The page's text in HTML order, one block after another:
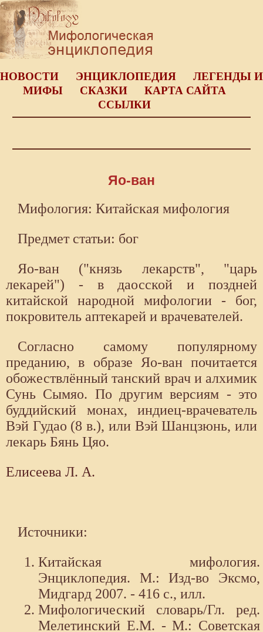
НОВОСТИ ЭНЦИКЛОПЕДИЯ
ЛЕГЕНДЫ И
МИФЫ
СКАЗКИ
КАРТА САЙТА
ССЫЛКИ
Яо-ван
Мифология: Китайская мифология
Предмет статьи: бог
Яо-ван ("князь лекарств", "царь
лекарей") - в даосской и поздней
китайской народной мифологии - бог,
покровитель аптекарей и врачевателей.
Согласно самому популярному
преданию, в образе Яо-ван почитается
обожествлённый танский врач и алхимик
Сунь Сымяо. По другим версиям - это
буддийский монах, индиец-врачеватель
Вэй Гудао (8 в.), или Вэй Шанцзюнь, или
лекарь Бянь Цяо.
Елисеева Л. А.
Источники:
Китайская мифология.
Энциклопедия. М.: Изд-во Эксмо,
Мидгард 2007. - 416 с., илл.
Мифологический словарь/Гл. ред.
Мелетинский Е.М. - М.: Советская